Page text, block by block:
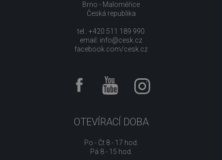
Brno - Maloměřice
Česká republika
tel.: +420 511 189 990
email: info@cesk.cz
facebook.com/cesk.cz
OTEVÍRACÍ DOBA
Po - Čt 8 - 17 hod.
Pá 8 - 15 hod.